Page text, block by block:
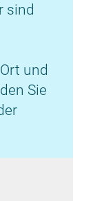
sind
und
Sie